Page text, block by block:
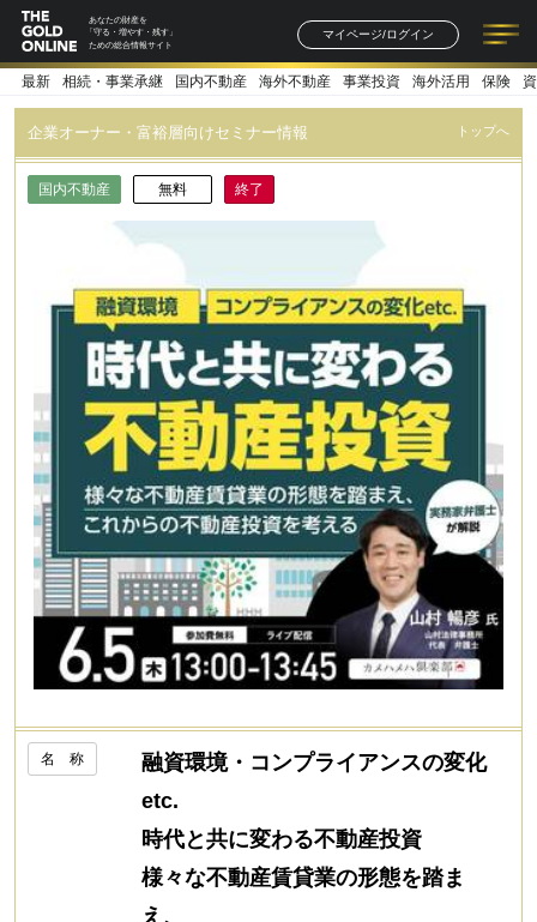
あなたの財産を
「守る・増やす・残す」
ための総合情報サイト
マイページ/ログイン
記事一覧 連載一覧
著者一覧 書籍一覧
最新 相続・事業承継 国内不動産 海外不動産 事業投資 海外活用 保険
企業オーナー・富裕層向けセミナー情報 トップへ
国内不動産 無料 終了
名 称
融資環境・コンプライアンスの変化
etc.
時代と共に変わる不動産投資
様々な不動産賃貸業の形態を踏ま
え、